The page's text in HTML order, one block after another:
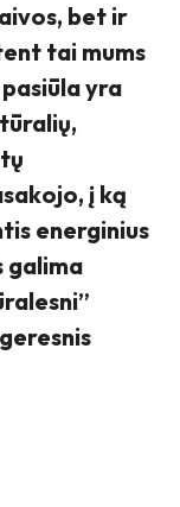
bet ir
tai mums
yra
į ką
energinius
galima